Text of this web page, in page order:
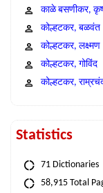
काळे बसणीकर,
कोल्हटकर, बळवंत
कोल्हटकर, लक्ष्मण
कोल्हटकर, गोविंद
कोल्हटकर,
Statistics
71 Dictionaries
58,915 Total